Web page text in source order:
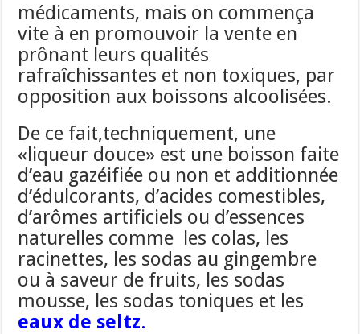
médicaments, mais on commença
vite à en promouvoir la vente en
prônant leurs qualités
rafraîchissantes et non toxiques, par
opposition aux boissons alcoolisées.
De ce fait,techniquement, une
«liqueur douce» est une boisson faite
d’eau gazéifiée ou non et additionnée
d’édulcorants, d’acides comestibles,
d’arômes artificiels ou d’essences
naturelles comme les colas, les
racinettes, les sodas au gingembre
ou à saveur de fruits, les sodas
mousse, les sodas toniques et les
eaux de seltz.